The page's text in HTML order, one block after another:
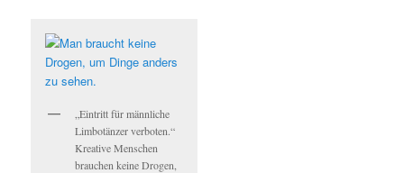
„Eintritt für männliche
Limbotänzer verboten.“
Kreative Menschen
brauchen keine Drogen,